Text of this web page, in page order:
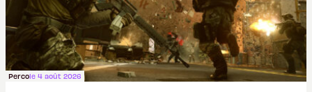
Percole 4 août 2026